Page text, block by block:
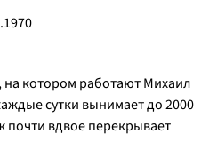
котором работают Михаил
сутки вынимает до 2000
почти вдвое перекрывает